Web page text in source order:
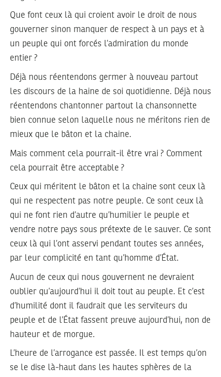
Que font ceux là qui croient avoir le droit de nous
gouverner sinon manquer de respect à un pays et à
un peuple qui ont forcés l’admiration du monde
entier ?
Déjà nous réentendons germer à nouveau partout
les discours de la haine de soi quotidienne. Déjà nous
réentendons chantonner partout la chansonnette
bien connue selon laquelle nous ne méritons rien de
mieux que le bâton et la chaine.
Mais comment cela pourrait-il être vrai ? Comment
cela pourrait être acceptable ?
Ceux qui méritent le bâton et la chaine sont ceux là
qui ne respectent pas notre peuple. Ce sont ceux là
qui ne font rien d’autre qu’humilier le peuple et
vendre notre pays sous prétexte de le sauver. Ce sont
ceux là qui l’ont asservi pendant toutes ses années,
par leur complicité en tant qu’homme d’État.
Aucun de ceux qui nous gouvernent ne devraient
oublier qu’aujourd’hui il doit tout au peuple. Et c’est
d’humilité dont il faudrait que les serviteurs du
peuple et de l’État fassent preuve aujourd’hui, non de
hauteur et de morgue.
L’heure de l’arrogance est passée. Il est temps qu’on
se le dise là-haut dans les hautes sphères de la